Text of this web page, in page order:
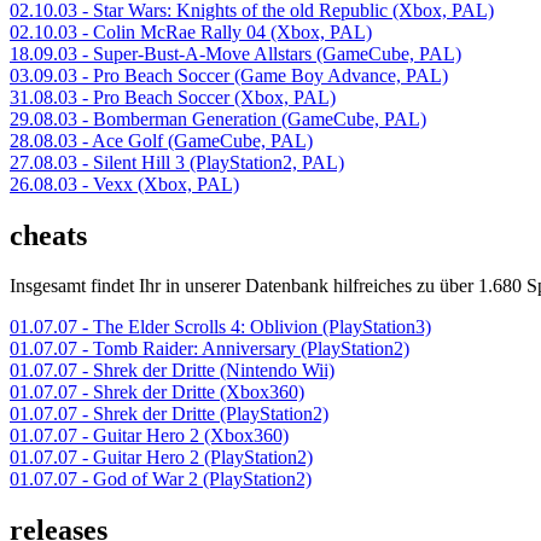
02.10.03 - Star Wars: Knights of the old Republic (Xbox, PAL)
02.10.03 - Colin McRae Rally 04 (Xbox, PAL)
18.09.03 - Super-Bust-A-Move Allstars (GameCube, PAL)
03.09.03 - Pro Beach Soccer (Game Boy Advance, PAL)
31.08.03 - Pro Beach Soccer (Xbox, PAL)
29.08.03 - Bomberman Generation (GameCube, PAL)
28.08.03 - Ace Golf (GameCube, PAL)
27.08.03 - Silent Hill 3 (PlayStation2, PAL)
26.08.03 - Vexx (Xbox, PAL)
cheats
Insgesamt findet Ihr in unserer Datenbank hilfreiches zu über 1.680
01.07.07 - The Elder Scrolls 4: Oblivion (PlayStation3)
01.07.07 - Tomb Raider: Anniversary (PlayStation2)
01.07.07 - Shrek der Dritte (Nintendo Wii)
01.07.07 - Shrek der Dritte (Xbox360)
01.07.07 - Shrek der Dritte (PlayStation2)
01.07.07 - Guitar Hero 2 (Xbox360)
01.07.07 - Guitar Hero 2 (PlayStation2)
01.07.07 - God of War 2 (PlayStation2)
releases